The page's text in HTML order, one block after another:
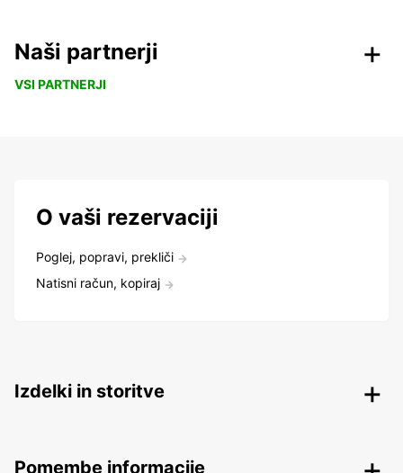
Naši partnerji
VSI PARTNERJI
O vaši rezervaciji
Poglej, popravi, prekliči
Natisni račun, kopiraj
Izdelki in storitve
Pomembe informacije